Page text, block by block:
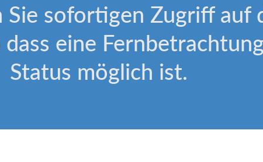
sofortigen Zugriff auf
eine
Status möglich ist.